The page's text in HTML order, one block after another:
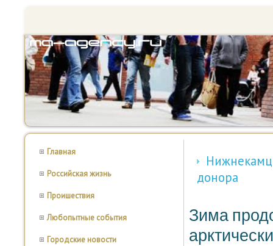
Главная
Российская жизнь
Проишествия
Любопытные события
Городские новости
донора
Зима